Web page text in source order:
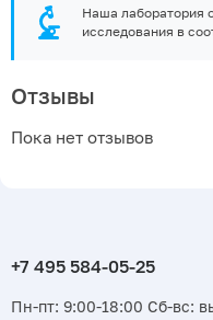
Наша лаборатория
исследования в
Отзывы
Пока нет отзывов
Пн-пт: 9:00-18:00 Сб-вс: